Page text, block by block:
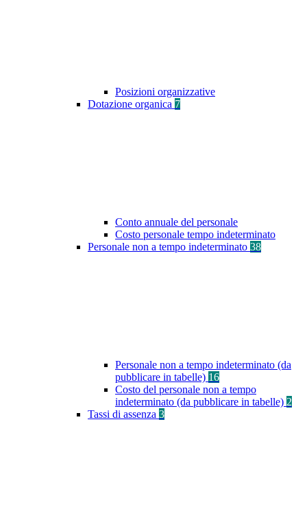
Posizioni organizzative
Dotazione organica 7
Conto annuale del personale
Costo personale tempo indeterminato
Personale non a tempo indeterminato 38
Personale non a tempo indeterminato (da
pubblicare in tabelle) 16
Costo del personale non a tempo
indeterminato (da pubblicare in tabelle) 2
Tassi di assenza 3